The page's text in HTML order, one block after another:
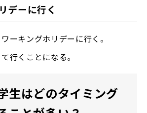
デーに行く
ーキングホリデーに行く。
行くことになる。
生はどのタイミング